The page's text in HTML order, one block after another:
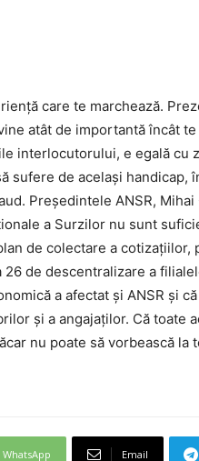
care te marchează.
atât de importantă încât te
interlocutorului, e egală cu
sufere de acelaşi handicap,
Preşedintele ANSR, Mihai
a Surzilor nu sunt
de colectare a cotizaţiilor,
de descentralizare a
a afectat şi ANSR şi
şi a angajaţilor. Că toate
nu poate să vorbească la
WhatsApp Email